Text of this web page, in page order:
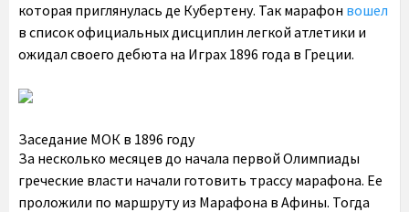
которая приглянулась де Кубертену. Так марафон вошел
в список официальных дисциплин легкой атлетики и
ожидал своего дебюта на Играх 1896 года в Греции.
Заседание МОК в 1896 году
За несколько месяцев до начала первой Олимпиады
греческие власти начали готовить трассу марафона. Ее
проложили по маршруту из Марафона в Афины. Тогда